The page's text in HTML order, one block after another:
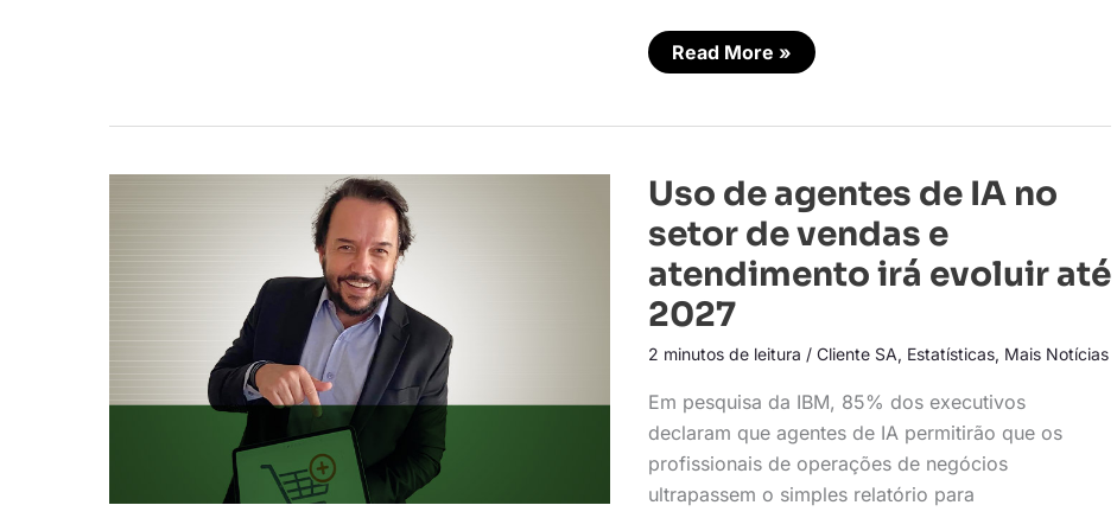
Read More »
Uso de agentes de IA no
setor de vendas e
atendimento irá evoluir até
2027
2 minutos de leitura / Cliente SA, Estatísticas, Mais Notícias
Em pesquisa da IBM, 85% dos executivos
declaram que agentes de IA permitirão que os
profissionais de operações de negócios
ultrapassem o simples relatório para
Uso
de
agentes
de
IA
no
setor
de
vendas
e
evoluir
até